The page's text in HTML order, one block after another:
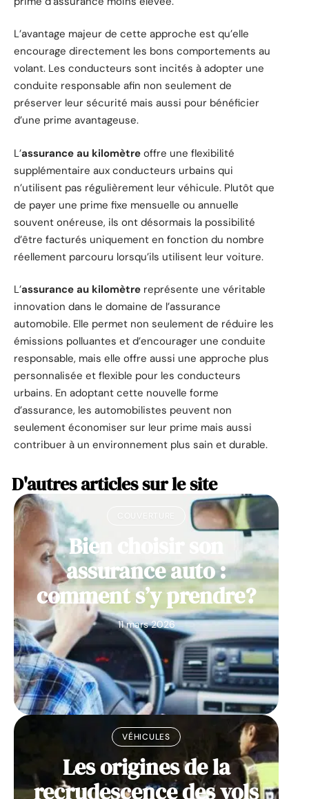
L’avantage majeur de cette approche est qu’elle
encourage directement les bons comportements au
volant. Les conducteurs sont incités à adopter une
conduite responsable afin non seulement de
préserver leur sécurité mais aussi pour bénéficier
d’une prime avantageuse.
L’assurance au kilomètre offre une flexibilité
supplémentaire aux conducteurs urbains qui
n’utilisent pas régulièrement leur véhicule. Plutôt que
de payer une prime fixe mensuelle ou annuelle
souvent onéreuse, ils ont désormais la possibilité
d’être facturés uniquement en fonction du nombre
réellement parcouru lorsqu’ils utilisent leur voiture.
L’assurance au kilomètre représente une véritable
innovation dans le domaine de l’assurance
automobile. Elle permet non seulement de réduire les
émissions polluantes et d’encourager une conduite
responsable, mais elle offre aussi une approche plus
personnalisée et flexible pour les conducteurs
urbains. En adoptant cette nouvelle forme
d’assurance, les automobilistes peuvent non
seulement économiser sur leur prime mais aussi
contribuer à un environnement plus sain et durable.
D'autres articles sur le site
Bien choisir son
assurance auto :
comment s’y prendre?
11 mars 2026
VÉHICULES
Les origines de la
recrudescence des vols